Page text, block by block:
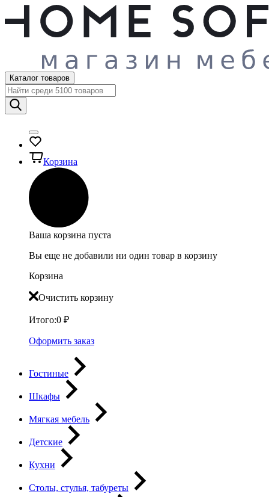
Каталог товаров
Корзина
Ваша корзина пуста
Вы еще не добавили ни один товар в корзину
Корзина
Очистить корзину
Итого:0 ₽
Оформить заказ
Гостиные
Шкафы
Мягкая мебель
Детские
Кухни
Столы, стулья, табуреты